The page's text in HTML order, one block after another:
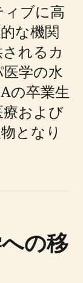
ブに高
な機関
れるカ
学の水
の卒業生
および
となり
の移